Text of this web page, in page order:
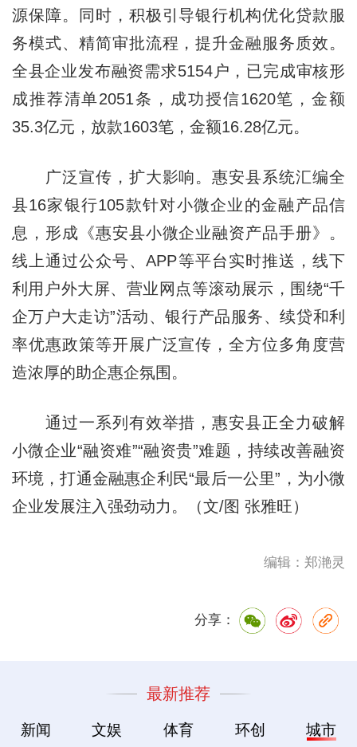
源保障。同时，积极引导银行机构优化贷款服
务模式、精简审批流程，提升金融服务质效。
全县企业发布融资需求5154户，已完成审核形
成推荐清单2051条，成功授信1620笔，金额
35.3亿元，放款1603笔，金额16.28亿元。
广泛宣传，扩大影响。惠安县系统汇编全
县16家银行105款针对小微企业的金融产品信
息，形成《惠安县小微企业融资产品手册》。
线上通过公众号、APP等平台实时推送，线下
利用户外大屏、营业网点等滚动展示，围绕“千
企万户大走访”活动、银行产品服务、续贷和利
率优惠政策等开展广泛宣传，全方位多角度营
造浓厚的助企惠企氛围。
通过一系列有效举措，惠安县正全力破解
小微企业“融资难”“融资贵”难题，持续改善融资
环境，打通金融惠企利民“最后一公里”，为小微
企业发展注入强劲动力。（文/图 张雅旺）
编辑：郑滟灵
分享：
最新推荐
新闻 文娱 体育 环创 城市